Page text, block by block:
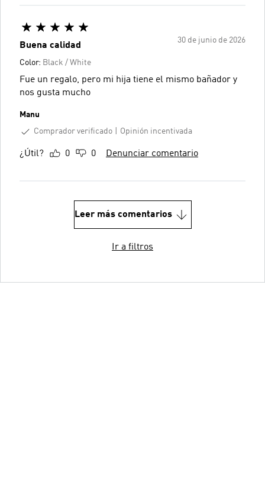
30 de junio de 2026
Buena calidad
Color: Black / White
Fue un regalo, pero mi hija tiene el mismo bañador y
nos gusta mucho
Manu
Comprador verificado
Opinión incentivada
¿Útil? 0 0 Denunciar comentario
Leer más comentarios
Ir a filtros